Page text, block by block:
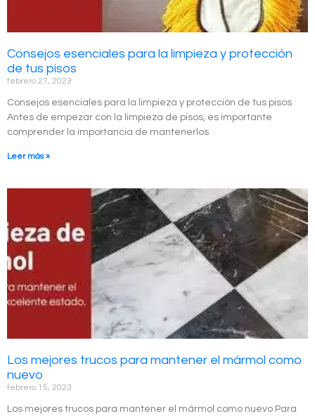
Consejos esenciales para la limpieza y protección
de tus pisos
febrero 27, 2023
Consejos esenciales para la limpieza y protección de tus pisos
Antes de empezar con la limpieza de pisos, es importante
comprender la importancia de mantenerlos
Leer más »
Los mejores trucos para mantener el mármol como
nuevo
febrero 15, 2023
Los mejores trucos para mantener el mármol como nuevo Para